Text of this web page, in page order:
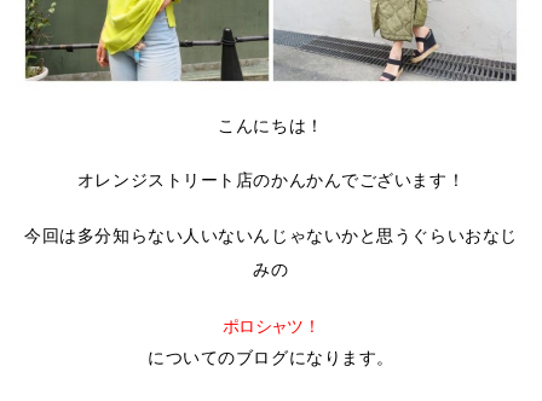
こんにちは！
オレンジストリート店のかんかんでございます！
今回は多分知らない人いないんじゃないかと思うぐらいおなじ
みの
ポロシャツ！
についてのブログになります。